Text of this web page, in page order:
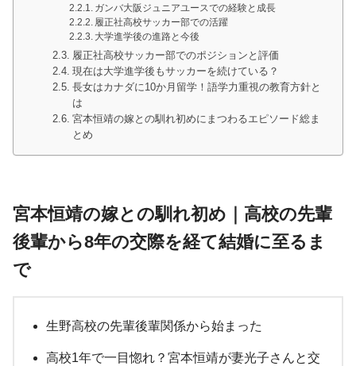
ガンバ大阪ジュニアユースでの経験と成長
履正社高校サッカー部での活躍
大学進学後の進路と今後
履正社高校サッカー部でのポジションと評価
現在は大学進学後もサッカーを続けている？
長女はカナダに10か月留学！語学力重視の教育方針と
は
宮本恒靖の嫁との馴れ初めにまつわるエピソード総ま
とめ
宮本恒靖の嫁との馴れ初め｜高校の先輩
後輩から8年の交際を経て結婚に至るま
で
生野高校の先輩後輩関係から始まった
高校1年で一目惚れ？宮本恒靖が妻光子さんと交